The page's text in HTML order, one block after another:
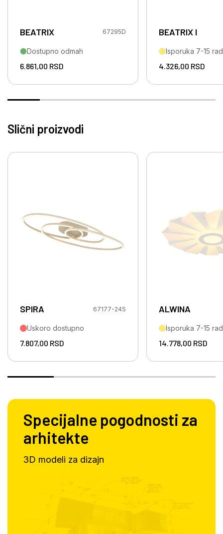
BEATRIX 67295D
Dostupno odmah
6.861,00 RSD
BEATRIX I
Isporuka 7-15
4.326,00 RSD
Slični proizvodi
SPIRA 67177-24S
Uskoro dostupno
7.807,00 RSD
ALWINA
Isporuka 7-15
14.778,00 RSD
Specijalne pogodnosti za
arhitekte
3D modeli za dizajn